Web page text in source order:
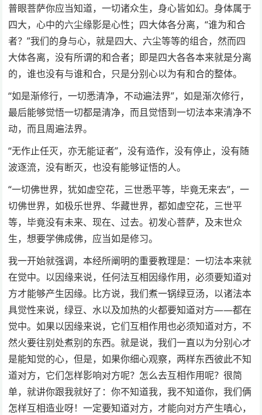
普眼菩萨你应当知道，一切诸众生，身心皆如幻。身体属于
四大，心中的六尘缘影是心性；四大体各分离，“谁为和合
者？”我们的身与心，就是四大、六尘等等的组合，然而四
大体各离，没有所谓的和合者；即是四大各各本来就是分离
的，谁也没有与谁和合，只是分别心以为有和合的整体。
“如是渐修行，一切悉清净，不动遍法界”，如是渐次修行，
最后能够觉悟一切都是清净，而且觉悟到一切法本来清净不
动，而且周遍法界。
“无作止任灭，亦无能证者”，没有造作，没有停止，没有随
波逐流，没有断灭，也没有能够证悟的人。
“一切佛世界，犹如虚空花，三世悉平等，毕竟无来去”，一
切佛世界，如极乐世界、华藏世界，都如虚空花，三世平
等，毕竟没有未来、现在、过去。初发心菩萨，及末世众
生，想要学佛成佛，应当如是修习。
我一开始就强调，本经所阐明的重要教理是：一切法本来就
在觉中。以因缘来说，任何法互相因缘作用，必须要知道对
方才能够产生因缘。比方说，我们煮一锅绿豆汤，以诸法本
具觉性来说，绿豆、水以及加热的火都要知道对方——都在
觉中。如果以因缘来说，它们互相作用也必须知道对方，不
然火要往别处煮别的东西。就是说，我们一直以为分别心才
是能知觉的心，但是，如果你细心观察，两样东西彼此不知
道对方，它们怎样影响对方呢？怎么去互相作用呢？很简
单，就讲你跟我就好了：你不知道我，我不知道你，我们俩
怎样互相造业呀！一定要知道对方，才能向对方产生嗔心，